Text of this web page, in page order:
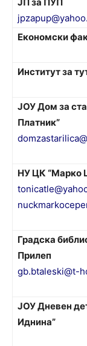
Економски
Институт за
ЈОУ Дом за
Платник”
НУ ЦК “Марко
Градска
Прилеп
gb.btaleski@t-
ЈОУ Дневен
Иднина”